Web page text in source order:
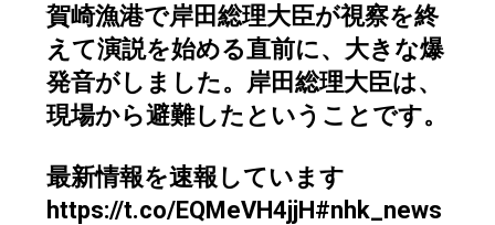
賀崎漁港で岸田総理大臣が視察を終
えて演説を始める直前に、大きな爆
発音がしました。岸田総理大臣は、
現場から避難したということです。
最新情報を速報しています
https://t.co/EQMeVH4jjH#nhk_news